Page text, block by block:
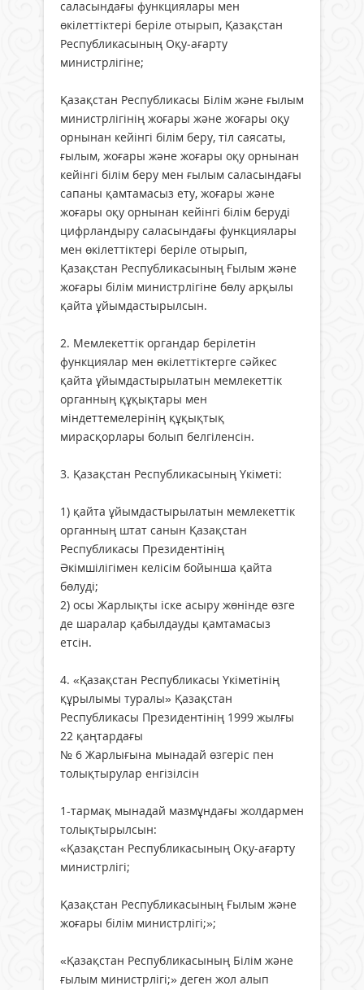
саласындағы функциялары мен
өкілеттіктері беріле отырып, Қазақстан
Республикасының Оқу-ағарту
министрлігіне;
Қазақстан Республикасы Білім және ғылым
министрлігінің жоғары және жоғары оқу
орнынан кейінгі білім беру, тіл саясаты,
ғылым, жоғары және жоғары оқу орнынан
кейінгі білім беру мен ғылым саласындағы
сапаны қамтамасыз ету, жоғары және
жоғары оқу орнынан кейінгі білім беруді
цифрландыру саласындағы функциялары
мен өкілеттіктері беріле отырып,
Қазақстан Республикасының Ғылым және
жоғары білім министрлігіне бөлу арқылы
қайта ұйымдастырылсын.
2. Мемлекеттік органдар берілетін
функциялар мен өкілеттіктерге сәйкес
қайта ұйымдастырылатын мемлекеттік
органның құқықтары мен
міндеттемелерінің құқықтық
мирасқорлары болып белгіленсін.
3. Қазақстан Республикасының Үкіметі:
1) қайта ұйымдастырылатын мемлекеттік
органның штат санын Қазақстан
Республикасы Президентінің
Әкімшілігімен келісім бойынша қайта
бөлуді;
2) осы Жарлықты іске асыру жөнінде өзге
де шаралар қабылдауды қамтамасыз
етсін.
4. «Қазақстан Республикасы Үкіметінің
құрылымы туралы» Қазақстан
Республикасы Президентінің 1999 жылғы
22 қаңтардағы
№ 6 Жарлығына мынадай өзгеріс пен
толықтырулар енгізілсін
1-тармақ мынадай мазмұндағы жолдармен
толықтырылсын:
«Қазақстан Республикасының Оқу-ағарту
министрлігі;
Қазақстан Республикасының Ғылым және
жоғары білім министрлігі;»;
«Қазақстан Республикасының Білім және
ғылым министрлігі;» деген жол алып